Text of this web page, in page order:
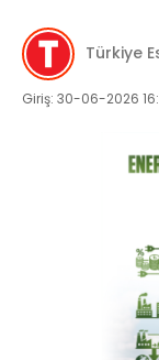
Türkiye
Giriş: 30-06-2026